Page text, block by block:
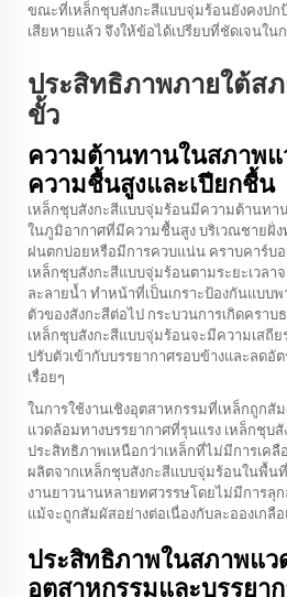
ขณะที่เหล็กชุบสังกะสีแบบจุ่มร้อนยังคงปก
เสียหายแล้ว จึงให้ข้อได้เปรียบที่ชัดเจนใน
ประสิทธิภาพภายใต้ส
ขั้ว
ความต้านทานในสภาพ
ความชื้นสูงและเปียกชื้น
เหล็กชุบสังกะสีแบบจุ่มร้อนมีความต้านทา
ในภูมิอากาศที่มีความชื้นสูง บริเวณชายฝั่
ฝนตกบ่อยหรือมีการควบแน่น คราบคาร์บ
เหล็กชุบสังกะสีแบบจุ่มร้อนตามระยะเวล
ละลายน้ำ ทำหน้าที่เป็นเกราะป้องกันแบบ
ตัวของสังกะสีต่อไป กระบวนการเกิดครา
เหล็กชุบสังกะสีแบบจุ่มร้อนจะมีความเสถีย
ปรับตัวเข้ากับบรรยากาศรอบข้างและลดอั
เรื่อยๆ
ในการใช้งานเชิงอุตสาหกรรมที่เหล็กถูกสั
แวดล้อมทางบรรยากาศที่รุนแรง เหล็กชุบ
ประสิทธิภาพเหนือกว่าเหล็กที่ไม่มีการเคลื
ผลิตจากเหล็กชุบสังกะสีแบบจุ่มร้อนในพื้น
งานยาวนานหลายทศวรรษโดยไม่มีการ
แม้จะถูกสัมผัสอย่างต่อเนื่องกับละอองเกลื
ประสิทธิภาพในสภาพแว
อุตสาหกรรมและบรรยา